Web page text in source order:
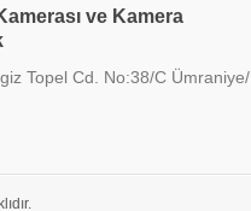
ve Kamera
Topel Cd. No:38/C Ümraniye/